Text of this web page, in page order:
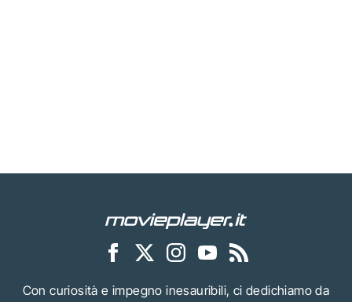
Con curiosità e impegno inesauribili, ci dedichiamo da